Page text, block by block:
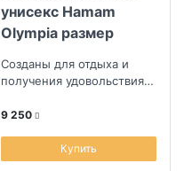
унисекс Hamam
Olympia размер
Созданы для отдыха и
получения удовольствия
9 250
Купить